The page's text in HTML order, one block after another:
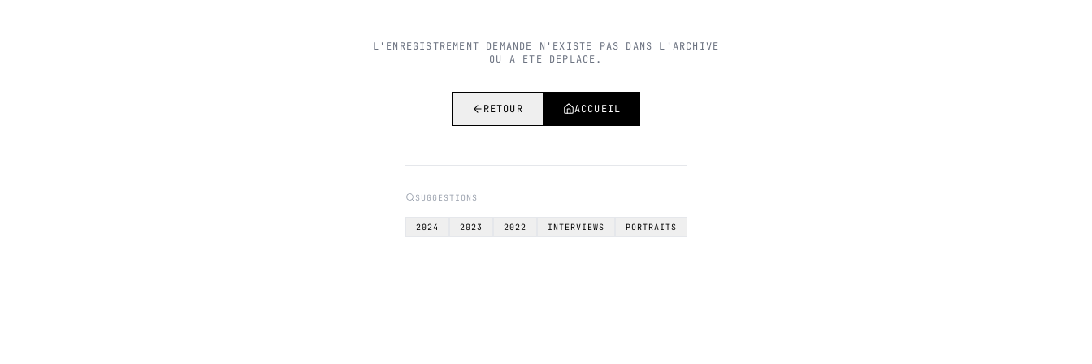
L'ENREGISTREMENT DEMANDE N'EXISTE PAS DANS L'ARCHIVE
OU A ETE DEPLACE.
RETOUR ACCUEIL
SUGGESTIONS
2024 2023 2022 INTERVIEWS PORTRAITS